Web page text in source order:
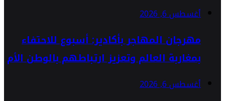
أغسطس 6, 2026
مهرجان المهاجر بأكادير: أسبوع للاحتفاء
بمغاربة العالم وتعزيز ارتباطهم بالوطن الأم
أغسطس 6, 2026